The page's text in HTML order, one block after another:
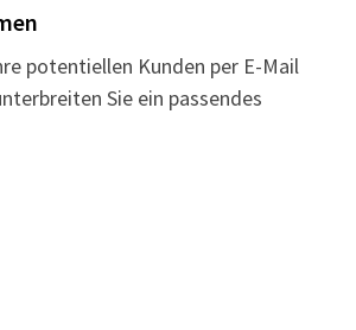
potentiellen Kunden per E-Mail
Sie ein passendes